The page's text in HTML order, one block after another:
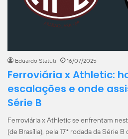
Eduardo Statuti 16/07/2025
Ferroviária x Athletic:
escalações e onde
Série B
Ferroviária x Athletic se enfrentam
(de Brasília), pela 17ª rodada da Série B